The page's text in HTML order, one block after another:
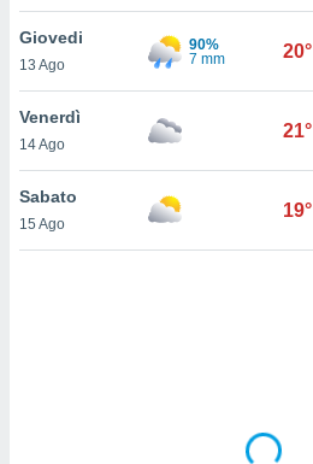
in
a piè
del
Giovedi
13 Ago
90%
7 mm
20°
Venerdì
14 Ago
21°
Sabato
15 Ago
19°